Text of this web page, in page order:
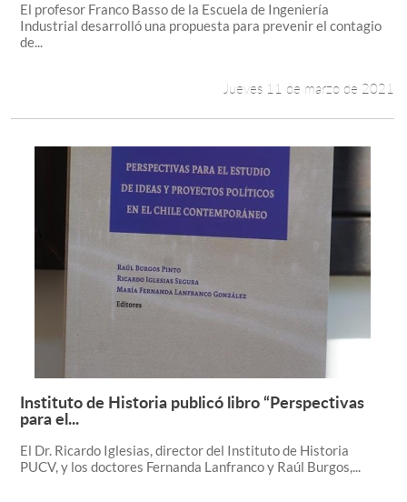
El profesor Franco Basso de la Escuela de Ingeniería
Industrial desarrolló una propuesta para prevenir el contagio
de...
Jueves 11 de marzo de 2021
Leer más +
Instituto de Historia publicó libro “Perspectivas
para el...
El Dr. Ricardo Iglesias, director del Instituto de Historia
PUCV, y los doctores Fernanda Lanfranco y Raúl Burgos,...